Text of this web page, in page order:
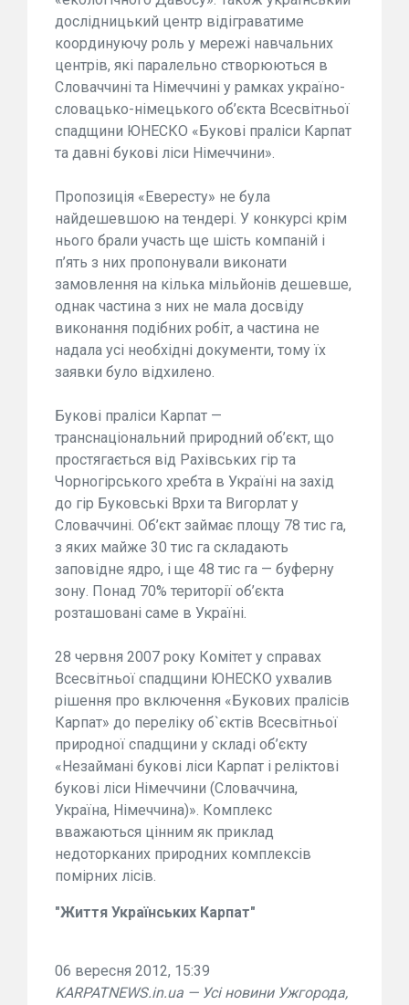
дослідницький центр відіграватиме
координуючу роль у мережі навчальних
центрів, які паралельно створюються в
Словаччині та Німеччині у рамках україно-
словацько-німецького об’єкта Всесвітньої
спадщини ЮНЕСКО «Букові праліси Карпат
та давні букові ліси Німеччини».
Пропозиція «Евересту» не була
найдешевшою на тендері. У конкурсі крім
нього брали участь ще шість компаній і
п’ять з них пропонували виконати
замовлення на кілька мільйонів дешевше,
однак частина з них не мала досвіду
виконання подібних робіт, а частина не
надала усі необхідні документи, тому їх
заявки було відхилено.
Букові праліси Карпат —
транснаціональний природний об’єкт, що
простягається від Рахівських гір та
Чорногірського хребта в Україні на захід
до гір Буковські Врхи та Вигорлат у
Словаччині. Об’єкт займає площу 78 тис га,
з яких майже 30 тис га складають
заповідне ядро, і ще 48 тис га — буферну
зону. Понад 70% території об’єкта
розташовані саме в Україні.
28 червня 2007 року Комітет у справах
Всесвітньої спадщини ЮНЕСКО ухвалив
рішення про включення «Букових пралісів
Карпат» до переліку об`єктів Всесвітньої
природної спадщини у складі об’єкту
«Незаймані букові ліси Карпат і реліктові
букові ліси Німеччини (Словаччина,
Україна, Німеччина)». Комплекс
вважаються цінним як приклад
недоторканих природних комплексів
помірних лісів.
"Життя Українських Карпат"
06 вересня 2012, 15:39
KARPATNEWS.in.ua — Усі новини Ужгорода,